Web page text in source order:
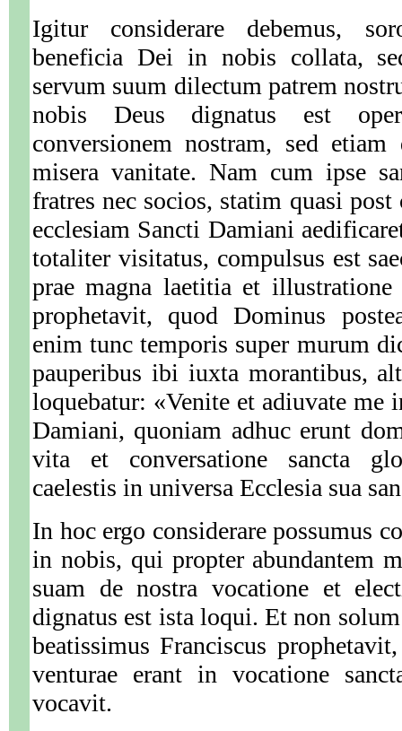
Igitur considerare debemus,
beneficia Dei in nobis collata,
servum suum dilectum patrem
nobis Deus dignatus est
conversionem nostram, sed
misera vanitate. Nam cum ipse
fratres nec socios, statim quasi
ecclesiam Sancti Damiani
totaliter visitatus, compulsus est
prae magna laetitia et
prophetavit, quod Dominus
enim tunc temporis super murum
pauperibus ibi iuxta morantibus,
loquebatur: «Venite et adiuvate me
Damiani, quoniam adhuc erunt
vita et conversatione sancta
caelestis in universa Ecclesia sua
In hoc ergo considerare possumus
in nobis, qui propter abundantem
suam de nostra vocatione et
dignatus est ista loqui. Et non
beatissimus Franciscus
venturae erant in vocatione
vocavit.